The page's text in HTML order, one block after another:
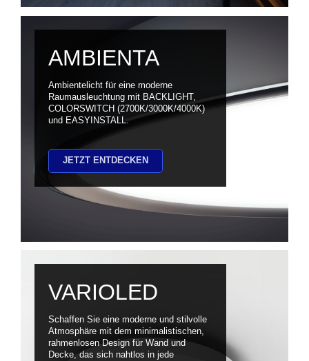
AMBIENTA
Ambientelicht für eine moderne
Raumausleuchtung mit BACKLIGHT,
COLORSWITCH (2700K/3000K/4000K)
und EASYINSTALL.
JETZT ENTDECKEN
VARIOLED
Schaffen Sie eine moderne und stilvolle
Atmosphäre mit dem minimalistischen,
rahmenlosen Design für Wand und
Decke, das sich nahtlos in jede